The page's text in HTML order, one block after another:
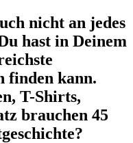
nicht an jedes
hast in Deinem
finden kann.
T-Shirts,
brauchen 45